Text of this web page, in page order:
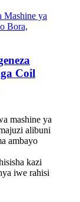
Coil
mashine ya
alibuni
ambayo
kazi
iwe rahisi